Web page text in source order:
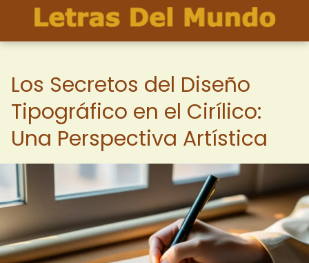
Los Secretos del Diseño
Tipográfico en el Cirílico:
Una Perspectiva Artística